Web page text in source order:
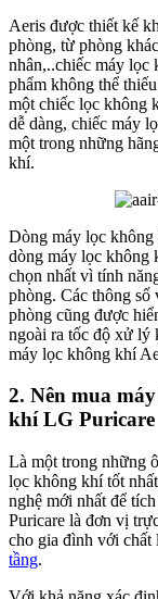
Aeris được thiết kế
phòng, từ phòng
nhân,..chiếc máy lọc
phẩm không thể
một chiếc lọc không
dễ dàng, chiếc máy
một trong những
khí.
Dòng máy lọc không
dòng máy lọc không
chọn nhất vì tính
phòng. Các thông
phòng cũng được
ngoài ra tốc độ xử lý
máy lọc không khí
2. Nên mua
khí LG Puricare
Là một trong những
lọc không khí tốt
nghệ mới nhất để
Puricare là đơn vị
cho gia đình với chất
tầng.